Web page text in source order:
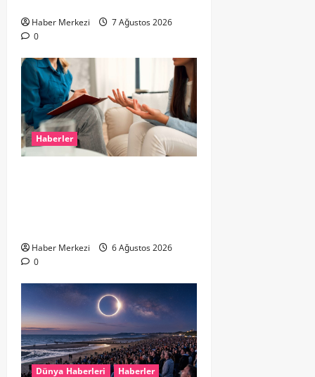
Haber Merkezi
7 Ağustos 2026
0
Haberler
Haber Merkezi
6 Ağustos 2026
0
Dünya Haberleri Haberler